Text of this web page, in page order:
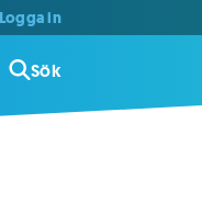
Logga in
Sök